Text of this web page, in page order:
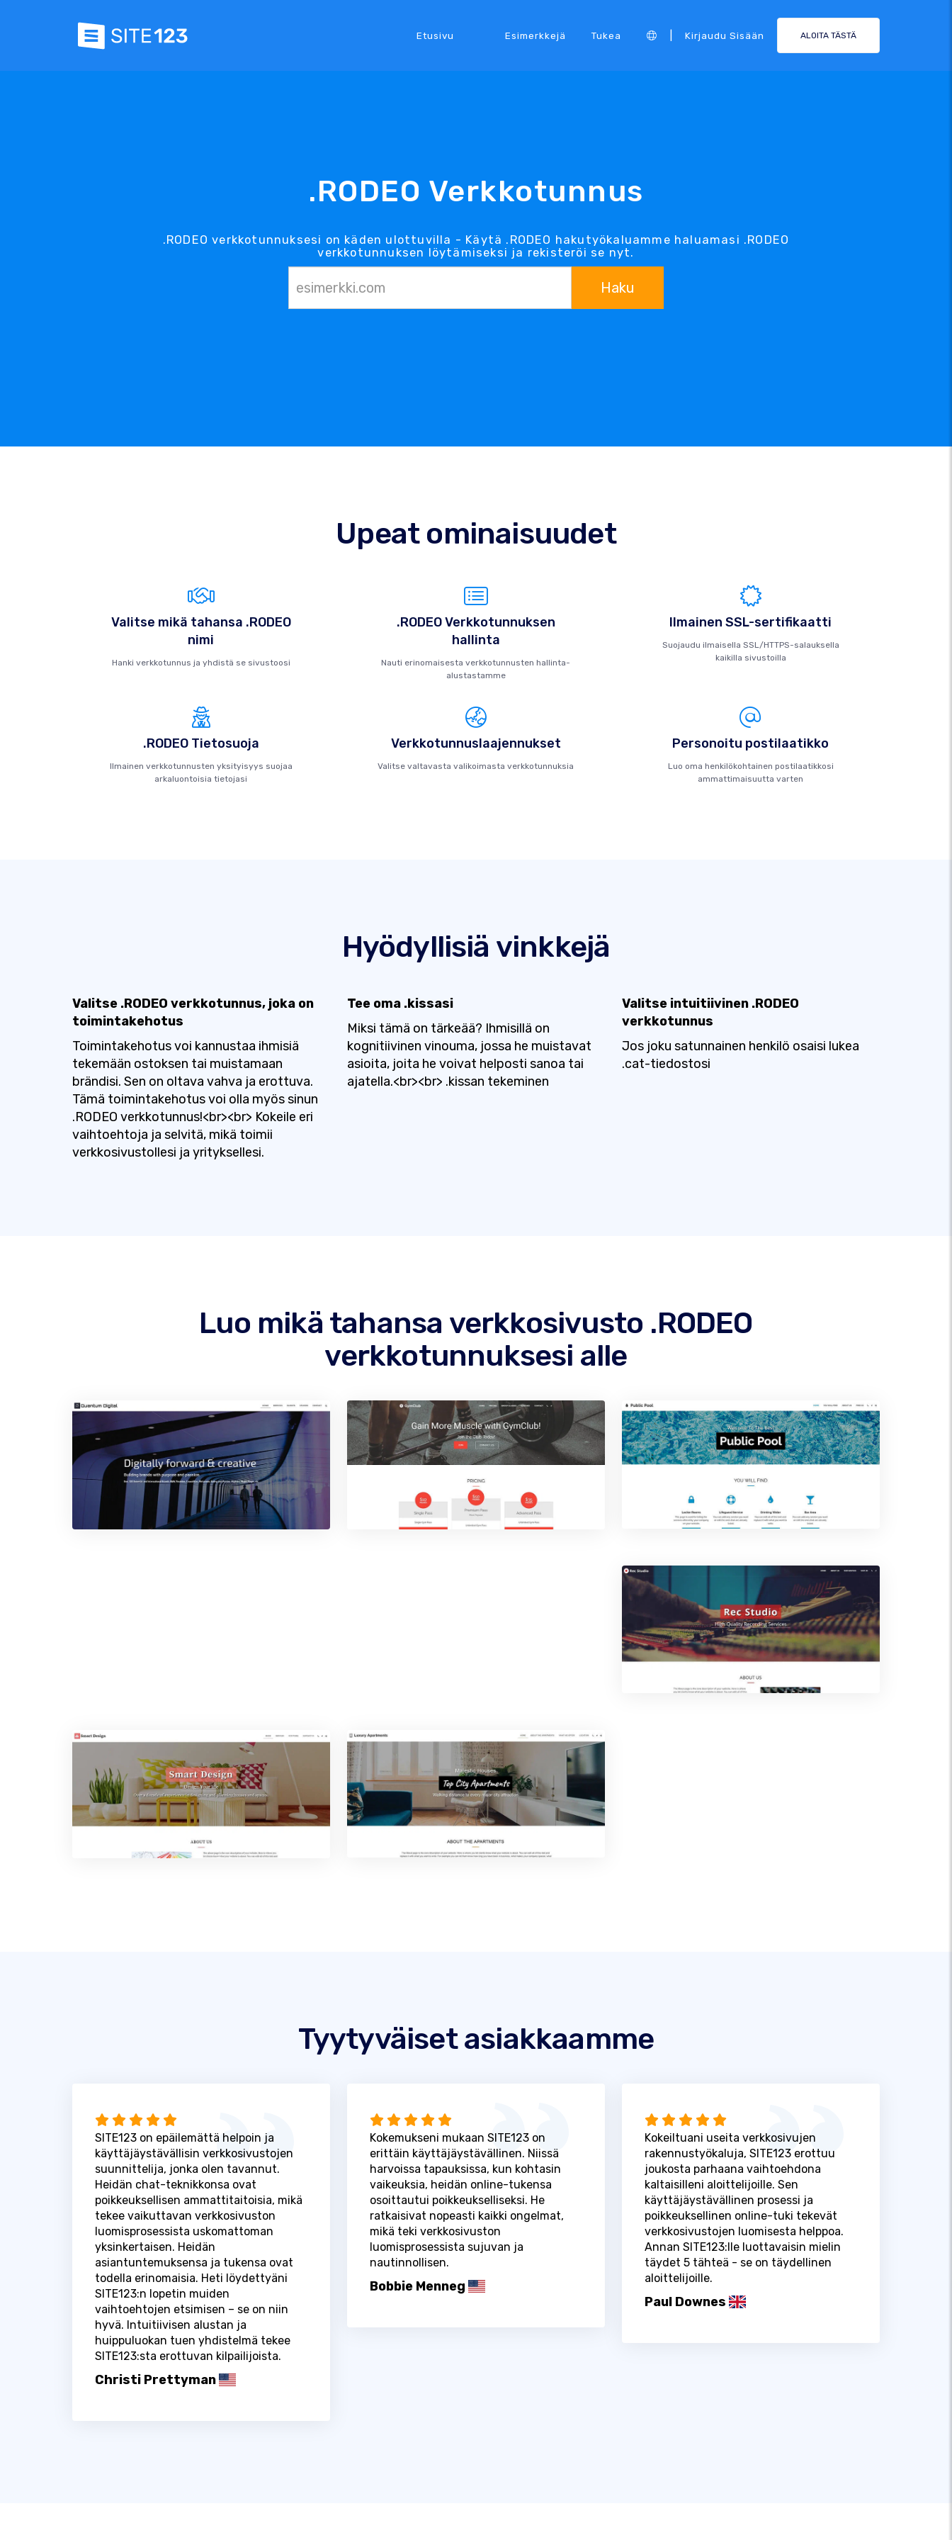
Etusivu Esimerkkejä Tukea Kirjaudu Sisään ALOITA TÄSTÄ
.RODEO Verkkotunnus
.RODEO verkkotunnuksesi on käden ulottuvilla - Käytä .RODEO hakutyökaluamme haluamasi .RODEO
verkkotunnuksen löytämiseksi ja rekisteröi se nyt.
Haku
Upeat ominaisuudet
Valitse mikä tahansa .RODEO
nimi
Hanki verkkotunnus ja yhdistä se sivustoosi
.RODEO Verkkotunnuksen
hallinta
Nauti erinomaisesta verkkotunnusten hallinta-
alustastamme
Ilmainen SSL-sertifikaatti
Suojaudu ilmaisella SSL/HTTPS-salauksella
kaikilla sivustoilla
.RODEO Tietosuoja
Ilmainen verkkotunnusten yksityisyys suojaa
arkaluontoisia tietojasi
Verkkotunnuslaajennukset
Valitse valtavasta valikoimasta verkkotunnuksia
Personoitu postilaatikko
Luo oma henkilökohtainen postilaatikkosi
ammattimaisuutta varten
Hyödyllisiä vinkkejä
Valitse .RODEO verkkotunnus, joka on
toimintakehotus
Toimintakehotus voi kannustaa ihmisiä
tekemään ostoksen tai muistamaan
brändisi. Sen on oltava vahva ja erottuva.
Tämä toimintakehotus voi olla myös sinun
.RODEO verkkotunnus!<br><br> Kokeile eri
vaihtoehtoja ja selvitä, mikä toimii
verkkosivustollesi ja yrityksellesi.
Tee oma .kissasi
Miksi tämä on tärkeää? Ihmisillä on
kognitiivinen vinouma, jossa he muistavat
asioita, joita he voivat helposti sanoa tai
ajatella.<br><br> .kissan tekeminen
Valitse intuitiivinen .RODEO
verkkotunnus
Jos joku satunnainen henkilö osaisi lukea
.cat-tiedostosi
Luo mikä tahansa verkkosivusto .RODEO
verkkotunnuksesi alle
Tyytyväiset asiakkaamme
SITE123 on epäilemättä helpoin ja
käyttäjäystävällisin verkkosivustojen
suunnittelija, jonka olen tavannut.
Heidän chat-teknikkonsa ovat
poikkeuksellisen ammattitaitoisia, mikä
tekee vaikuttavan verkkosivuston
luomisprosessista uskomattoman
yksinkertaisen. Heidän
asiantuntemuksensa ja tukensa ovat
todella erinomaisia. Heti löydettyäni
SITE123:n lopetin muiden
vaihtoehtojen etsimisen – se on niin
hyvä. Intuitiivisen alustan ja
huippuluokan tuen yhdistelmä tekee
SITE123:sta erottuvan kilpailijoista.
Christi Prettyman
Kokemukseni mukaan SITE123 on
erittäin käyttäjäystävällinen. Niissä
harvoissa tapauksissa, kun kohtasin
vaikeuksia, heidän online-tukensa
osoittautui poikkeukselliseksi. He
ratkaisivat nopeasti kaikki ongelmat,
mikä teki verkkosivuston
luomisprosessista sujuvan ja
nautinnollisen.
Bobbie Menneg
Kokeiltuani useita verkkosivujen
rakennustyökaluja, SITE123 erottuu
joukosta parhaana vaihtoehdona
kaltaisilleni aloittelijoille. Sen
käyttäjäystävällinen prosessi ja
poikkeuksellinen online-tuki tekevät
verkkosivustojen luomisesta helppoa.
Annan SITE123:lle luottavaisin mielin
täydet 5 tähteä - se on täydellinen
aloittelijoille.
Paul Downes